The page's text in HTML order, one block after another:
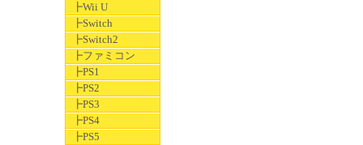
┣Wii U
┣Switch
┣Switch2
┣ファミコン
┣PS1
┣PS2
┣PS3
┣PS4
┣PS5